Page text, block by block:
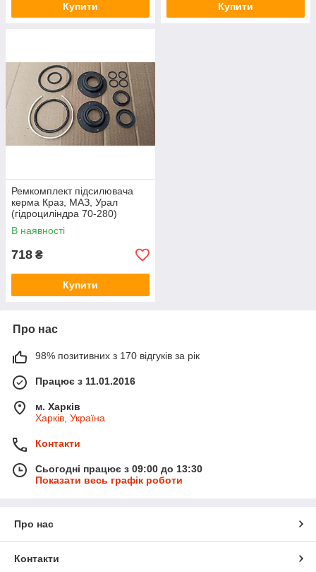
Купити Купити
Ремкомплект підсилювача
керма Краз, МАЗ, Урал
(гідроциліндра 70-280)
В наявності
718 ₴
Купити
Про нас
98% позитивних з 170 відгуків за рік
Працює з 11.01.2016
м. Харків
Харків, Україна
Контакти
Сьогодні працює з 09:00 до 13:30
Показати весь графік роботи
Про нас
Контакти